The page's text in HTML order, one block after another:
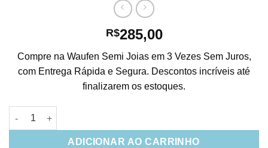
R$285,00
Compre na Waufen Semi Joias em 3 Vezes Sem Juros,
com Entrega Rápida e Segura. Descontos incríveis até
finalizarem os estoques.
Colar De Gotinhas Coloridas Cravejadas Em Zirconias Prata
ADICIONAR AO CARRINHO